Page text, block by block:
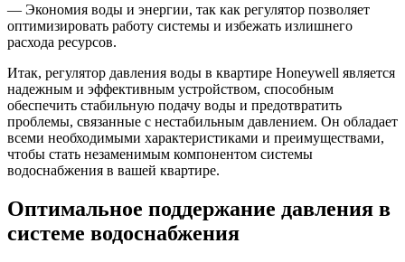
— Экономия воды и энергии, так как регулятор позволяет
оптимизировать работу системы и избежать излишнего
расхода ресурсов.
Итак, регулятор давления воды в квартире Honeywell является
надежным и эффективным устройством, способным
обеспечить стабильную подачу воды и предотвратить
проблемы, связанные с нестабильным давлением. Он обладает
всеми необходимыми характеристиками и преимуществами,
чтобы стать незаменимым компонентом системы
водоснабжения в вашей квартире.
Оптимальное поддержание давления в
системе водоснабжения